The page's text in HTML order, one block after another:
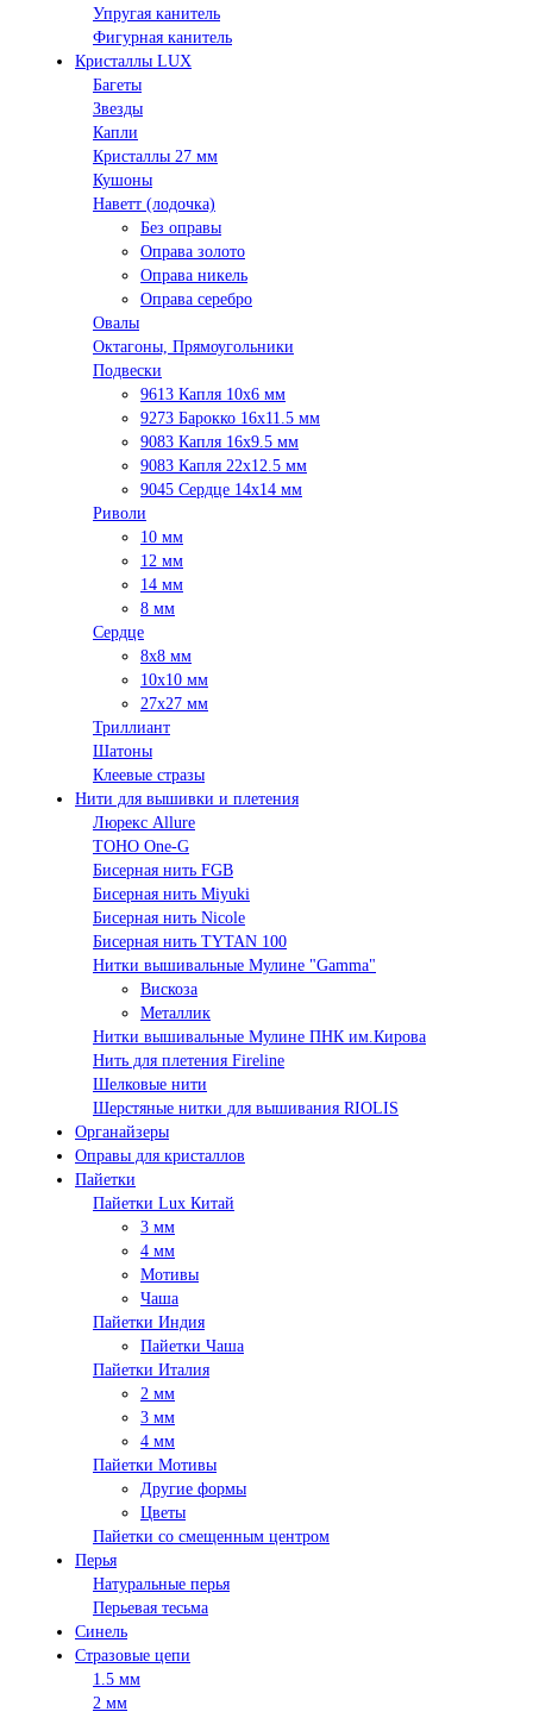
Упругая канитель
Фигурная канитель
Кристаллы LUX
Багеты
Звезды
Капли
Кристаллы 27 мм
Кушоны
Наветт (лодочка)
Без оправы
Оправа золото
Оправа никель
Оправа серебро
Овалы
Октагоны, Прямоугольники
Подвески
9613 Капля 10х6 мм
9273 Барокко 16x11.5 мм
9083 Капля 16x9.5 мм
9083 Капля 22x12.5 мм
9045 Сердце 14х14 мм
Риволи
10 мм
12 мм
14 мм
8 мм
Сердце
8х8 мм
10х10 мм
27х27 мм
Триллиант
Шатоны
Клеевые стразы
Нити для вышивки и плетения
Люрекс Аllure
TOHO One-G
Бисерная нить FGB
Бисерная нить Miyuki
Бисерная нить Nicole
Бисерная нить TYTAN 100
Нитки вышивальные Мулине "Gamma"
Вискоза
Металлик
Нитки вышивальные Мулине ПНК им.Кирова
Нить для плетения Fireline
Шелковые нити
Шерстяные нитки для вышивания RIOLIS
Органайзеры
Оправы для кристаллов
Пайетки
Пайетки Lux Китай
3 мм
4 мм
Мотивы
Чаша
Пайетки Индия
Пайетки Чаша
Пайетки Италия
2 мм
3 мм
4 мм
Пайетки Мотивы
Другие формы
Цветы
Пайетки со смещенным центром
Перья
Натуральные перья
Перьевая тесьма
Синель
Стразовые цепи
1.5 мм
2 мм